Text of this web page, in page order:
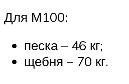
Для М100:
песка – 46 кг;
щебня – 70 кг.